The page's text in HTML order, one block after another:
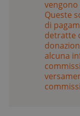
Queste
di
detratte
alcuna